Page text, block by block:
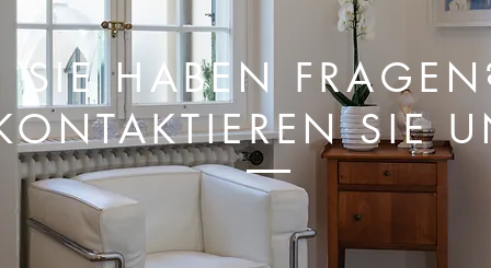
SIE HABEN
SIE